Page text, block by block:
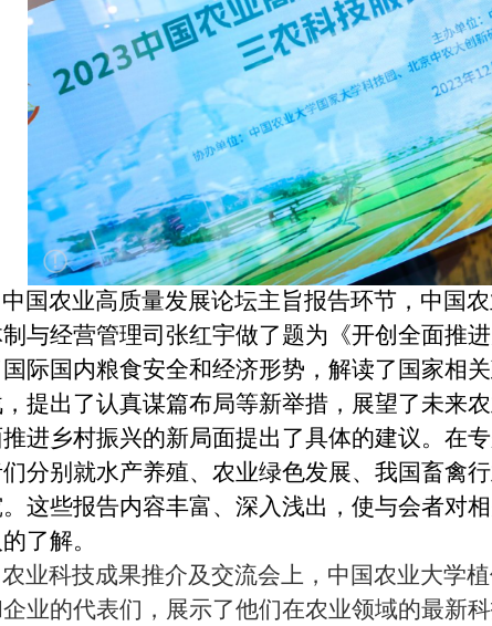
国农业高质量发展论坛主旨报告环节，中国
与经营管理司张红宇做了题为《开创全面推
际国内粮食安全和经济形势，解读了国家相
提出了认真谋篇布局等新举措，展望了未来
进乡村振兴的新局面提出了具体的建议。在
分别就水产养殖、农业绿色发展、我国畜禽
这些报告内容丰富、深入浅出，使与会者对
了解。
业科技成果推介及交流会上，中国农业大学
业的代表们，展示了他们在农业领域的最新